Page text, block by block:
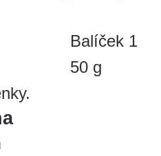
Balíček 1
50 g